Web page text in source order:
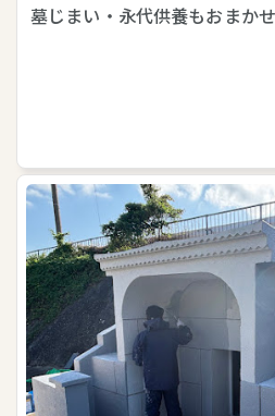
墓じまい・永代供養もおまかせ